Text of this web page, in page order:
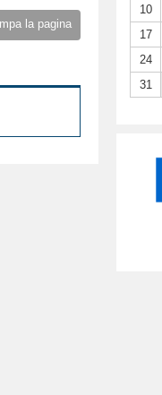
la pagina
10
17
24
31